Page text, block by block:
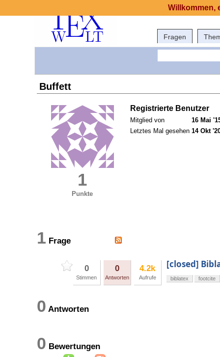
Fragen
Buffett
1
Punkte
Registrierte Benutzer
Mitglied von
16 Mai
Letztes Mal gesehen 14 Okt
1 Frage
0
Stimmen
0
Antworten
4.2k
Aufrufe
[closed]
biblatex footcite
0 Antworten
0 Bewertungen
Willkommen,